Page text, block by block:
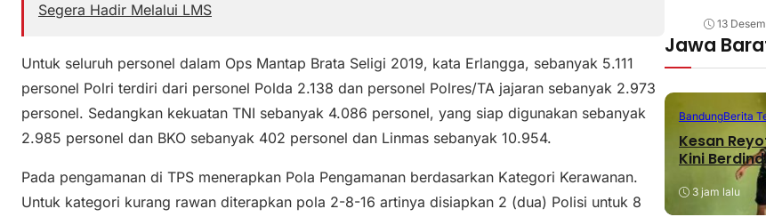
Segera Hadir Melalui LMS
Untuk seluruh personel dalam Ops Mantap Brata Seligi 2019, kata Erlangga, sebanyak 5.111
personel Polri terdiri dari personel Polda 2.138 dan personel Polres/TA jajaran sebanyak 2.973
personel. Sedangkan kekuatan TNI sebanyak 4.086 personel, yang siap digunakan sebanyak
2.985 personel dan BKO sebanyak 402 personel dan Linmas sebanyak 10.954.
Pada pengamanan di TPS menerapkan Pola Pengamanan berdasarkan Kategori Kerawanan.
Untuk kategori kurang rawan diterapkan pola 2-8-16 artinya disiapkan 2 (dua) Polisi untuk 8
13
Jawa
BandungBerita
Kesan
Kini
3 jam lalu